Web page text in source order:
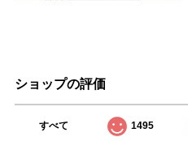
ショップの評価
すべて 1495